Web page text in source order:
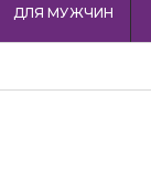
ДЛЯ МУЖЧИН